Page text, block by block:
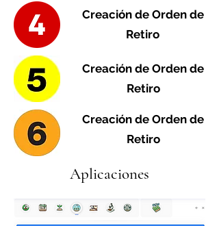
Creación de Orden de
Retiro
Creación de Orden de
Retiro
Creación de Orden de
Retiro
Aplicaciones